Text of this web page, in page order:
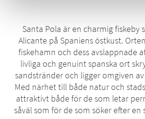
Santa Pola är en charmig fiskeby
Alicante på Spaniens östkust.
fiskehamn och dess avslappnade
livliga och genuint spanska ort
sandstränder och ligger omgiven
Med närhet till både natur och
attraktivt både för de som letar
såväl som för de som söker efter en